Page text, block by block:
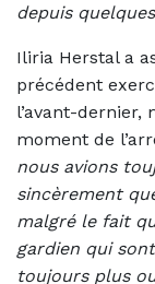
depuis
Iliria Herstal a
précédent
l’avant-dernier,
moment de
nous avions
sincèrement
malgré le fait
gardien qui
toujours plus